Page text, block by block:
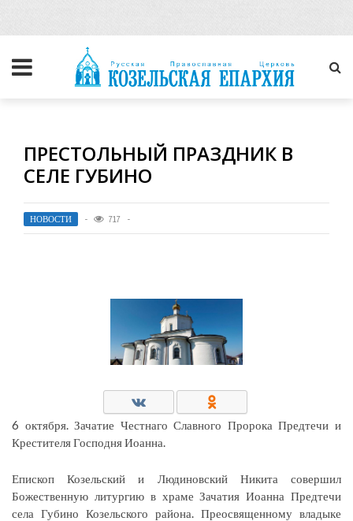
ПРЕСТОЛЬНЫЙ ПРАЗДНИК В
СЕЛЕ ГУБИНО
НОВОСТИ 717
6 октября. Зачатие Честнаго Славного Пророка Предтечи и
Крестителя Господня Иоанна.
Епископ Козельский и Людиновский Никита совершил
Божественную литургию в храме Зачатия Иоанна Предтечи
села Губино Козельского района. Преосвященному владыке